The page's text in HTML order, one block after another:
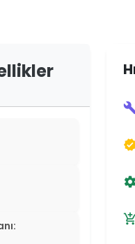
build
settings
add_shopping_cart